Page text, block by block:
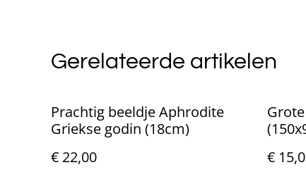
Gerelateerde artikelen
Prachtig beeldje Aphrodite
Griekse godin (18cm)
€ 22,00
€